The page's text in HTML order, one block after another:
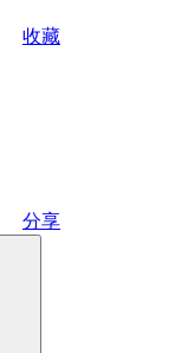
收藏
分享